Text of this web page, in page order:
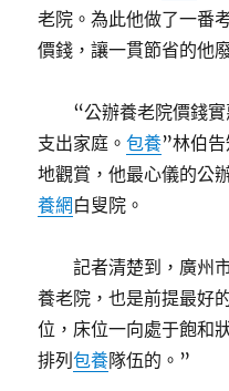
老院。為此他做了一番
價錢，讓一貫節省的他
“公辦養老院價錢實
支出家庭。包養”林伯
地觀賞，他最心儀的公
養網 白叟院。
記者清楚到，廣州市
養老院，也是前提最好
位，床位一向處于飽和
排列包養隊伍的。”